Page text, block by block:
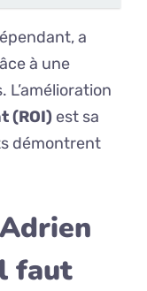
a
à une
(ROI) est sa
démontrent
faut